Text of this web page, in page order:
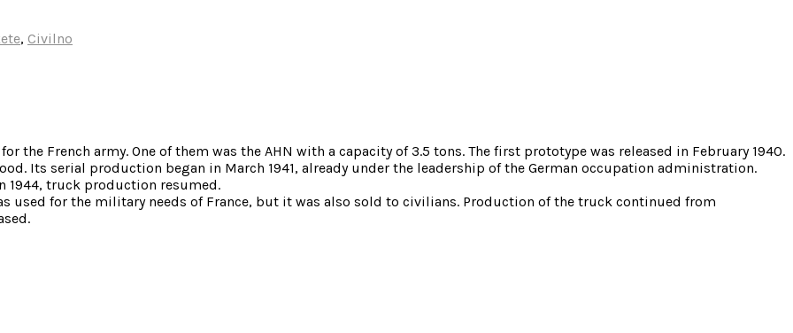
, Civilno
the French army. One of them was the AHN with a capacity of 3.5 tons. The first prototype was released in February 1940.
Its serial production began in March 1941, already under the leadership of the German occupation administration.
1944, truck production resumed.
used for the military needs of France, but it was also sold to civilians. Production of the truck continued from